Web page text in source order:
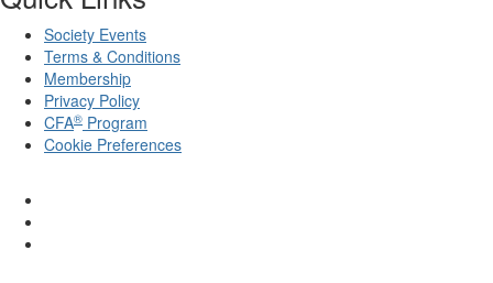
Society Events
Terms & Conditions
Membership
Privacy Policy
CFA® Program
Cookie Preferences